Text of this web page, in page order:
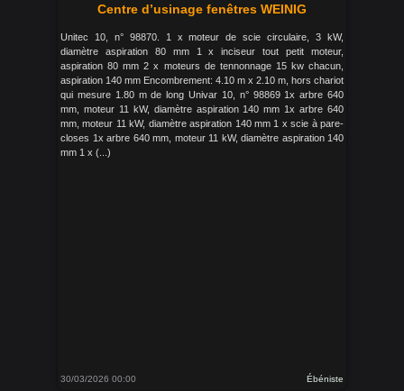
Centre d’usinage fenêtres WEINIG
Unitec 10, n° 98870. 1 x moteur de scie circulaire, 3 kW,
diamètre aspiration 80 mm 1 x inciseur tout petit moteur,
aspiration 80 mm 2 x moteurs de tennonnage 15 kw chacun,
aspiration 140 mm Encombrement: 4.10 m x 2.10 m, hors chariot
qui mesure 1.80 m de long Univar 10, n° 98869 1x arbre 640
mm, moteur 11 kW, diamètre aspiration 140 mm 1x arbre 640
mm, moteur 11 kW, diamètre aspiration 140 mm 1 x scie à pare-
closes 1x arbre 640 mm, moteur 11 kW, diamètre aspiration 140
mm 1 x (...)
30/03/2026 00:00 Ébéniste